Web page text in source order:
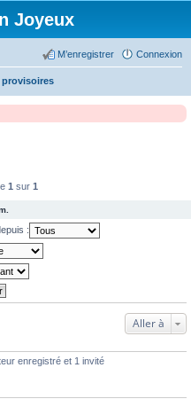
Joyeux
Connexion
M’enregistrer
1 sur 1
:
Aller à
enregistré et 1 invité